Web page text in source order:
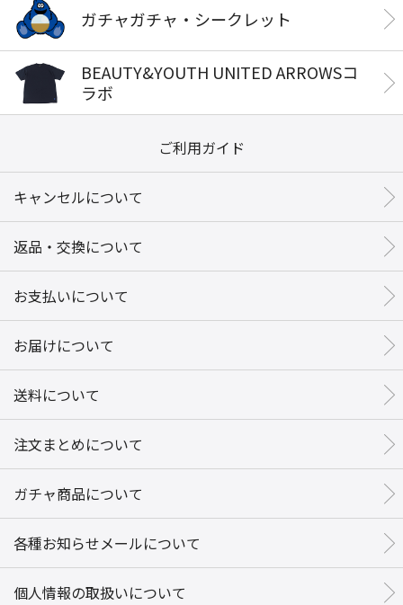
ガチャガチャ・シークレット
BEAUTY&YOUTH UNITED ARROWSコ
ラボ
ご利用ガイド
キャンセルについて
返品・交換について
お支払いについて
お届けについて
送料について
注文まとめについて
ガチャ商品について
各種お知らせメールについて
個人情報の取扱いについて